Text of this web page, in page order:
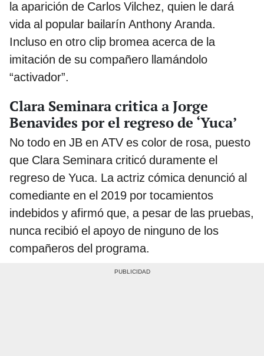
la aparición de Carlos Vilchez, quien le dará
vida al popular bailarín Anthony Aranda.
Incluso en otro clip bromea acerca de la
imitación de su compañero llamándolo
“activador”.
Clara Seminara critica a Jorge
Benavides por el regreso de ‘Yuca’
No todo en JB en ATV es color de rosa, puesto
que Clara Seminara criticó duramente el
regreso de Yuca. La actriz cómica denunció al
comediante en el 2019 por tocamientos
indebidos y afirmó que, a pesar de las pruebas,
nunca recibió el apoyo de ninguno de los
compañeros del programa.